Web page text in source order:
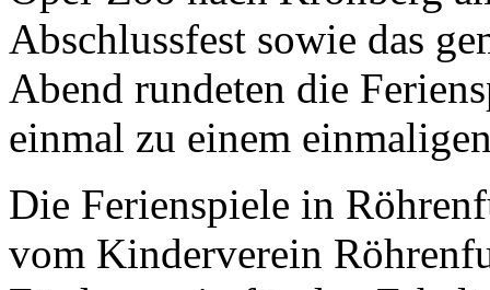
Abschlussfest sowie das
Abend rundeten die
einmal zu einem
Die Ferienspiele in
vom Kinderverein